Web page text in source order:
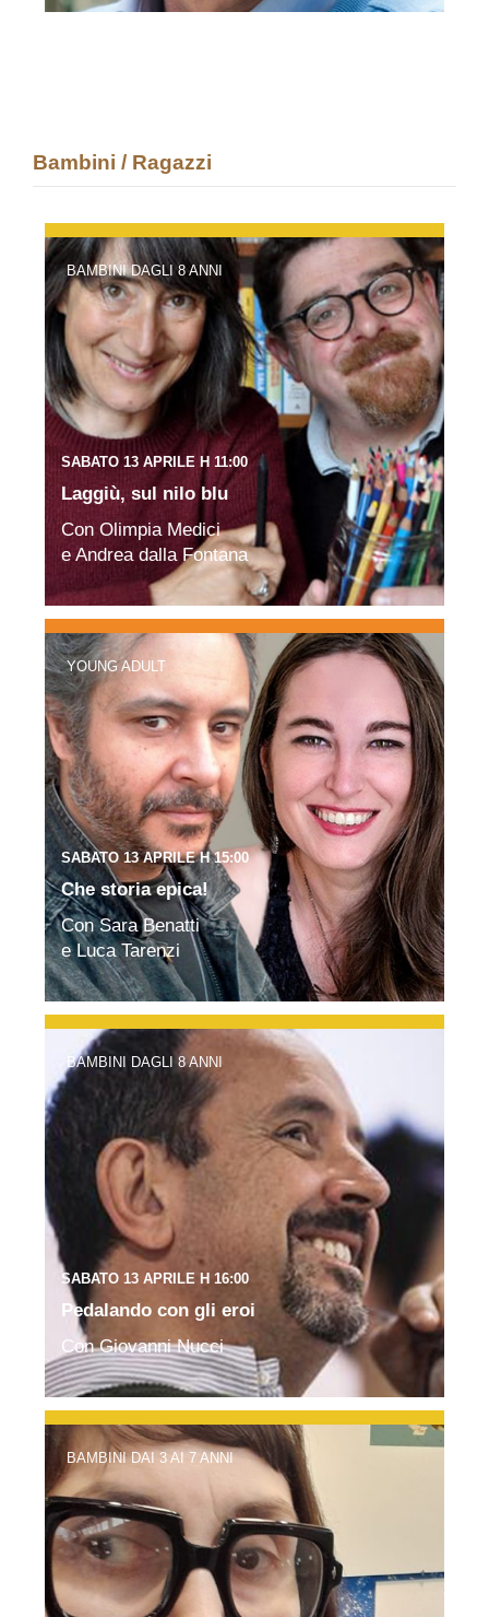
Bambini / Ragazzi
BAMBINI DAGLI 8 ANNI
SABATO 13 APRILE H 11:00
Laggiù, sul nilo blu
Con Olimpia Medici
e Andrea dalla Fontana
YOUNG ADULT
SABATO 13 APRILE H 15:00
Che storia epica!
Con Sara Benatti
e Luca Tarenzi
BAMBINI DAGLI 8 ANNI
SABATO 13 APRILE H 16:00
Pedalando con gli eroi
Con Giovanni Nucci
BAMBINI DAI 3 AI 7 ANNI